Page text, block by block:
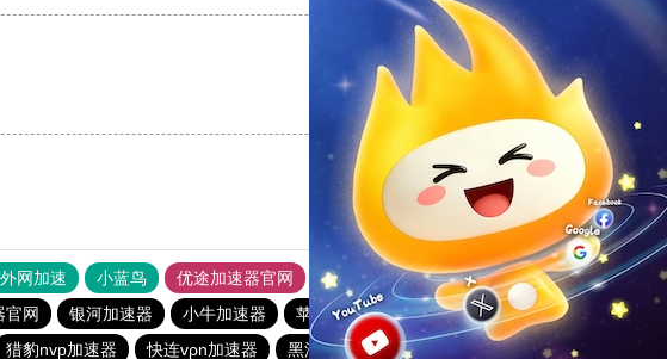
反对[0]
网加速 小蓝鸟 优途加速器官网 风驰加速器 旋风加速器
八戒看书
官网 银河加速器 小牛加速器 苹果免费vqn加速
雷霆加速免费永久
猎豹nvp加速器 快连vρn加速器 黑洞官网 白鲸加速器 小猫咪ciash加速器